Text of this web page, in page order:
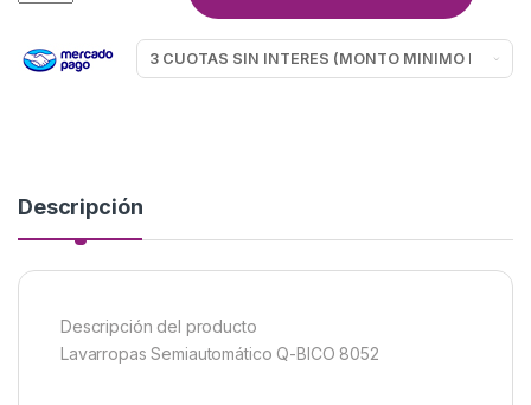
Descripción
Descripción del producto
Lavarropas Semiautomático Q-BICO 8052